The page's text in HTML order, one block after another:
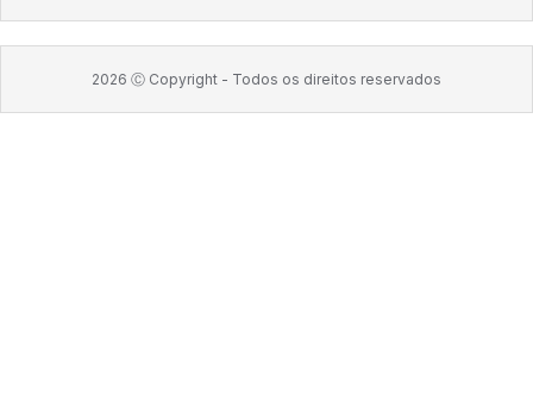
2026 Ⓒ Copyright - Todos os direitos reservados